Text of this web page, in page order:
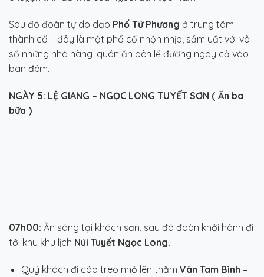
Sau đó đoàn tự do dạo Phố Tứ Phương ở trung tâm
thành cổ – đây là một phố cổ nhộn nhịp, sầm uất với vô
số những nhà hàng, quán ăn bên lề đường ngay cả vào
ban đêm.
NGÀY 5: LỆ GIANG – NGỌC LONG TUYẾT SƠN ( Ăn ba
bữa )
07h00: Ăn sáng tại khách sạn, sau đó đoàn khởi hành đi
tới khu khu lịch Núi Tuyết Ngọc Long.
Quý khách đi cáp treo nhỏ lên thăm Vân Tam Bình –